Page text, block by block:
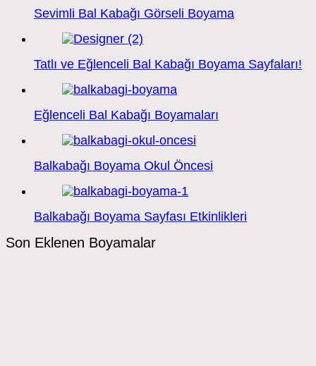
Sevimli Bal Kabağı Görseli Boyama
Tatlı ve Eğlenceli Bal Kabağı Boyama Sayfaları!
Eğlenceli Bal Kabağı Boyamaları
Balkabağı Boyama Okul Öncesi
Balkabağı Boyama Sayfası Etkinlikleri
Son Eklenen Boyamalar